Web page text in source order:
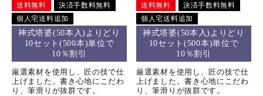
送料無料
決済手数料無料
個人宅送料追加
神式塔婆(50本入)よりどり
10セット(500本)単位で
10％割引
厳選素材を使用し、匠の技で仕
上げました。書き心地にこだわ
り、筆滑りが抜群です。
送料無料
決済手数料無料
個人宅送料追加
神式塔婆(50本入)よりどり
10セット(500本)単位で
10％割引
厳選素材を使用し、匠の技で仕
上げました。書き心地にこだわ
り、筆滑りが抜群です。